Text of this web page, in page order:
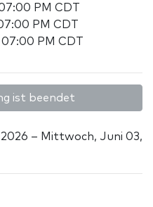
PM CDT
PM CDT
PM CDT
ist beendet
– Mittwoch, Juni 03,